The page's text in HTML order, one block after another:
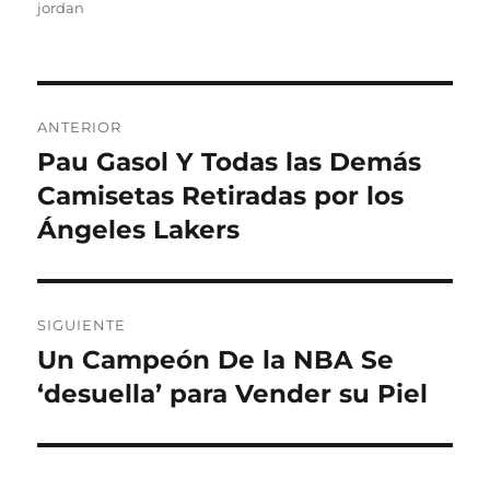
jordan
de
entradas
ANTERIOR
Entrada
anterior:
Pau Gasol Y Todas las Demás
Camisetas Retiradas por los
Ángeles Lakers
SIGUIENTE
Entrada
siguiente:
Un Campeón De la NBA Se
‘desuella’ para Vender su Piel